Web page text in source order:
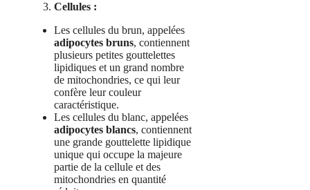
Cellules :
Les cellules du brun, appelées
adipocytes bruns, contiennent
plusieurs petites gouttelettes
lipidiques et un grand nombre
de mitochondries, ce qui leur
confère leur couleur
caractéristique.
Les cellules du blanc, appelées
adipocytes blancs, contiennent
une grande gouttelette lipidique
unique qui occupe la majeure
partie de la cellule et des
mitochondries en quantité